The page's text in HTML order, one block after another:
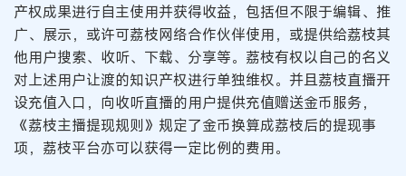
产权成果进行自主使用并获得收益，包括但不限于编辑、推
广、展示，或许可荔枝网络合作伙伴使用，或提供给荔枝其
他用户搜索、收听、下载、分享等。荔枝有权以自己的名义
对上述用户让渡的知识产权进行单独维权。并且荔枝直播开
设充值入口，向收听直播的用户提供充值赠送金币服务，
《荔枝主播提现规则》规定了金币换算成荔枝后的提现事
项，荔枝平台亦可以获得一定比例的费用。